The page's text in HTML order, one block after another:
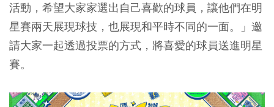
活動，希望大家家選出自己喜歡的球員，讓他們在明
星賽兩天展現球技，也展現和平時不同的一面。
」邀
請大家一起透過投票的方式，將喜愛的球員送進明星
賽。